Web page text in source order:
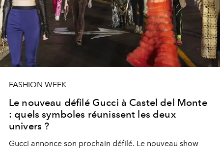
FASHION WEEK
Le nouveau défilé Gucci à Castel del Monte
: quels symboles réunissent les deux
univers ?
Gucci annonce son prochain défilé. Le nouveau show